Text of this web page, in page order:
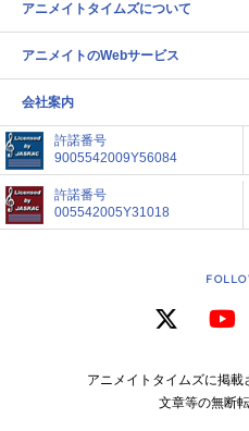
アニメイトタイムズについて
アニメイトのWebサービス
会社案内
許諾番号
9005542009Y56084
許諾番号
005542005Y31018
アニメイトタイムズに掲載
文章等の無断